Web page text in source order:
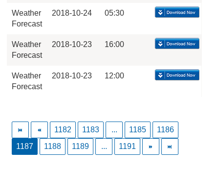
Weather
Forecast
2018-10-24 05:30
Weather
Forecast
2018-10-23 16:00
Weather
Forecast
2018-10-23 12:00
1182 1183 ... 1185
1186
1187
1188 1189 ... 1191